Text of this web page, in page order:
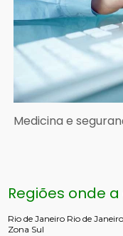
Medicina e
Regiões onde
Rio de Janeiro Rio de Janeiro
Zona Sul